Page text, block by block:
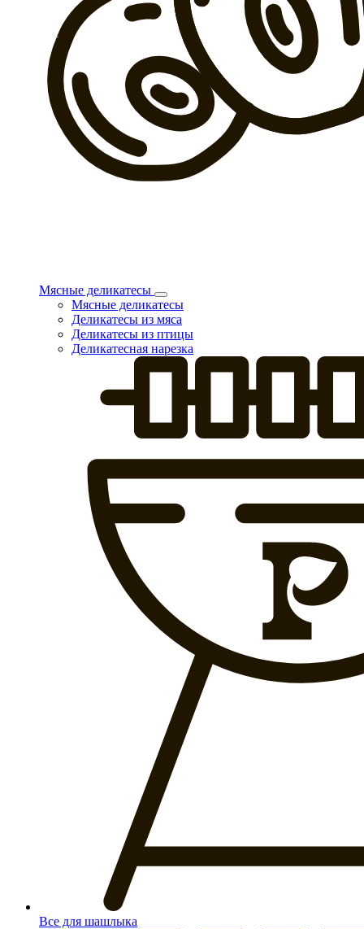
Мясные деликатесы
Мясные деликатесы
Деликатесы из мяса
Деликатесы из птицы
Деликатесная нарезка
Все для шашлыка